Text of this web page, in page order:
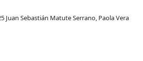
Juan Sebastián Matute Serrano, Paola Vera